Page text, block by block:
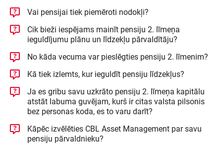
Vai pensijai tiek piemēroti nodokļi?
Cik bieži iespējams mainīt pensiju 2. līmeņa
ieguldījumu plānu un līdzekļu pārvaldītāju?
No kāda vecuma var pieslēgties pensiju 2. līmenim?
Kā tiek izlemts, kur ieguldīt pensiju līdzekļus?
Ja es gribu savu uzkrāto pensiju 2. līmeņa kapitālu
atstāt labuma guvējam, kurš ir citas valsta pilsonis
bez personas koda, es to varu darīt?
Kāpēc izvēlēties CBL Asset Management par savu
pensiju pārvaldnieku?